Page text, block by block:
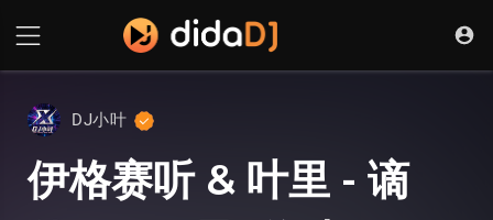
DJ小叶
伊格赛听 & 叶里 - 谪